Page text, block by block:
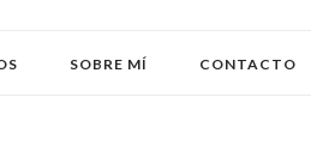
SOBRE MÍ CONTACTO